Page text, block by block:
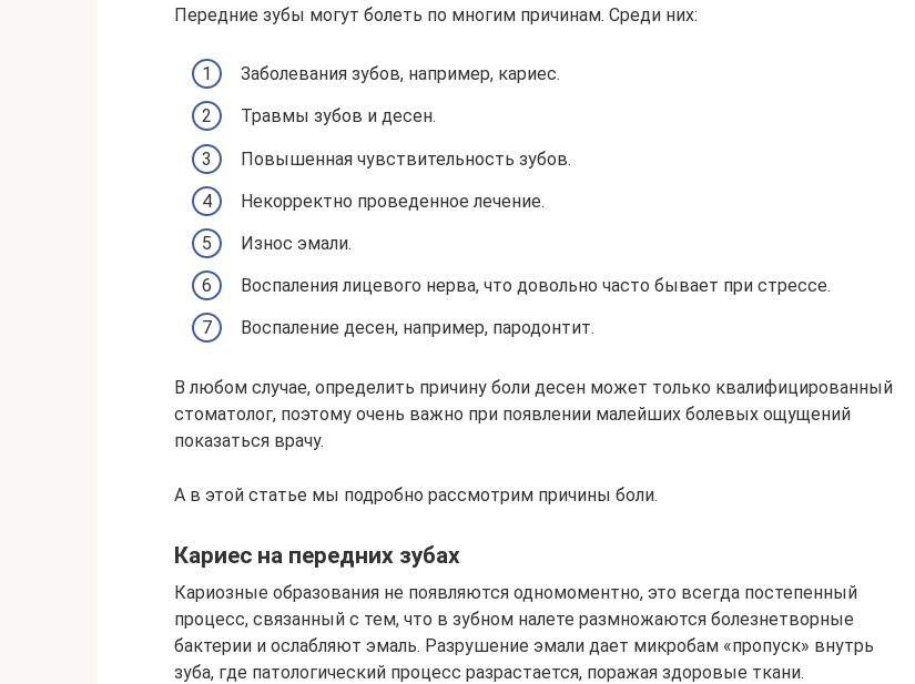
Передние зубы могут болеть по многим причинам. Среди них:
Заболевания зубов, например, кариес.
Травмы зубов и десен.
Повышенная чувствительность зубов.
Некорректно проведенное лечение.
Износ эмали.
Воспаления лицевого нерва, что довольно часто бывает при стрессе.
Воспаление десен, например, пародонтит.
В любом случае, определить причину боли десен может только квалифицированный
стоматолог, поэтому очень важно при появлении малейших болевых ощущений
показаться врачу.
А в этой статье мы подробно рассмотрим причины боли.
Кариес на передних зубах
Кариозные образования не появляются одномоментно, это всегда постепенный
процесс, связанный с тем, что в зубном налете размножаются болезнетворные
бактерии и ослабляют эмаль. Разрушение эмали дает микробам «пропуск» внутрь
зуба, где патологический процесс разрастается, поражая здоровые ткани.